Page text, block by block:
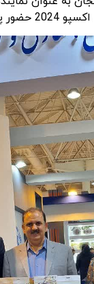
پیدا کرد.